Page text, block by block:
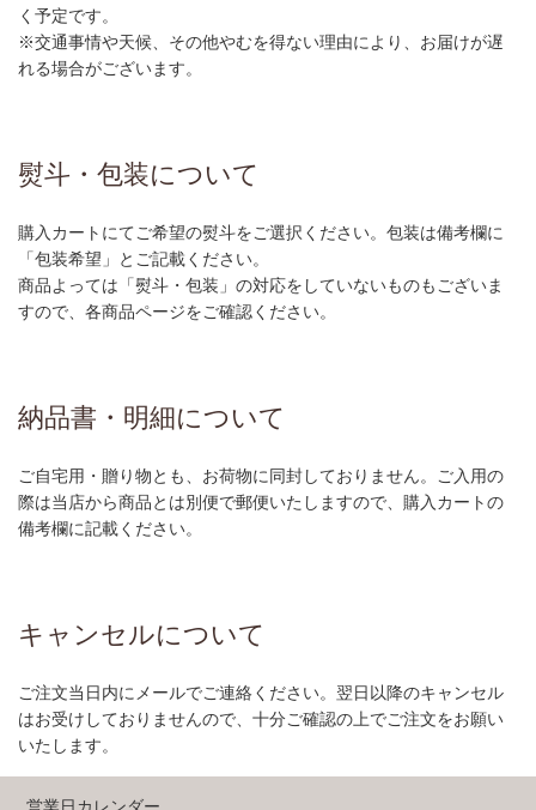
く予定です。
※交通事情や天候、その他やむを得ない理由により、お届けが遅
れる場合がございます。
熨斗・包装について
購入カートにてご希望の熨斗をご選択ください。包装は備考欄に
「包装希望」とご記載ください。
商品よっては「熨斗・包装」の対応をしていないものもございま
すので、各商品ページをご確認ください。
納品書・明細について
ご自宅用・贈り物とも、お荷物に同封しておりません。ご入用の
際は当店から商品とは別便で郵便いたしますので、購入カートの
備考欄に記載ください。
キャンセルについて
ご注文当日内にメールでご連絡ください。翌日以降のキャンセル
はお受けしておりませんので、十分ご確認の上でご注文をお願い
いたします。
営業日カレンダー